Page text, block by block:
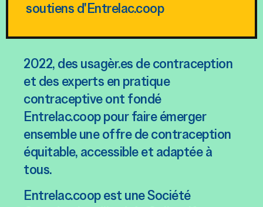
soutiens d'Entrelac.coop​
2022, des usagèr.es de contraception
et des experts en pratique
contraceptive ont fondé
Entrelac.coop pour faire émerger
ensemble une offre de contraception
équitable, accessible et adaptée à
tous.
Entrelac.coop est une Société